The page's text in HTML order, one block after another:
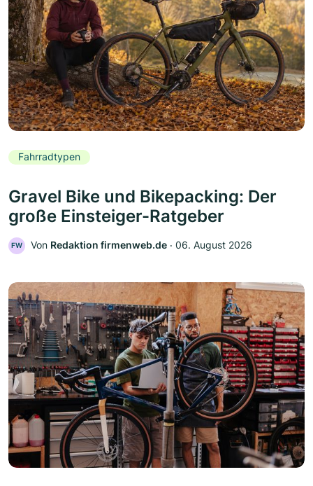
Fahrradtypen
Gravel Bike und Bikepacking: Der
große Einsteiger-Ratgeber
FW Von Redaktion firmenweb.de ‧ 06. August 2026